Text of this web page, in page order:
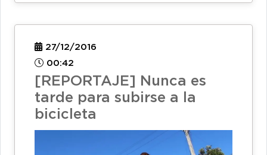
27/12/2016
00:42
[REPORTAJE] Nunca es
tarde para subirse a la
bicicleta